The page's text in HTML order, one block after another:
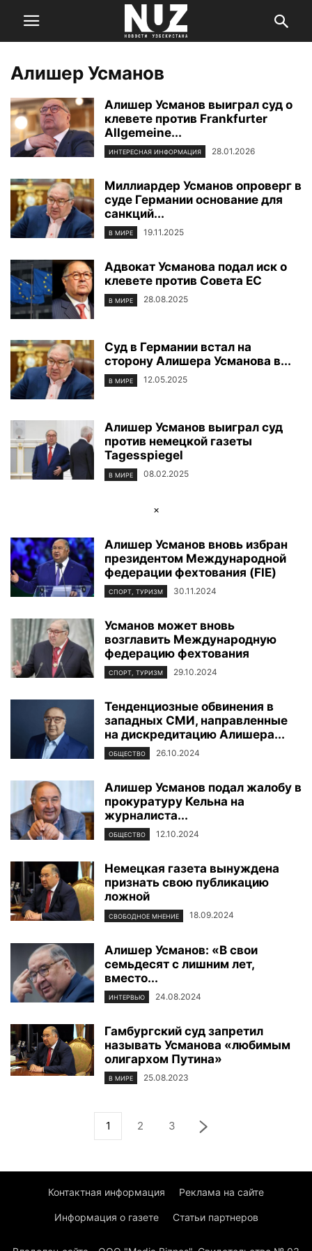
Алишер Усманов
Алишер Усманов выиграл суд о
клевете против Frankfurter
Allgemeine...
ИНТЕРЕСНАЯ ИНФОРМАЦИЯ 28.01.2026
Миллиардер Усманов опроверг в
суде Германии основание для
санкций...
В МИРЕ 19.11.2025
Адвокат Усманова подал иск о
клевете против Совета ЕС
В МИРЕ 28.08.2025
Суд в Германии встал на
сторону Алишера Усманова в...
В МИРЕ 12.05.2025
Алишер Усманов выиграл суд
против немецкой газеты
Tagesspiegel
В МИРЕ 08.02.2025
×
Алишер Усманов вновь избран
президентом Международной
федерации фехтования (FIE)
СПОРТ, ТУРИЗМ 30.11.2024
Усманов может вновь
возглавить Международную
федерацию фехтования
СПОРТ, ТУРИЗМ 29.10.2024
Тенденциозные обвинения в
западных СМИ, направленные
на дискредитацию Алишера...
ОБЩЕСТВО 26.10.2024
Алишер Усманов подал жалобу в
прокуратуру Кельна на
журналиста...
ОБЩЕСТВО 12.10.2024
Немецкая газета вынуждена
признать свою публикацию
ложной
СВОБОДНОЕ МНЕНИЕ 18.09.2024
Алишер Усманов: «В свои
семьдесят с лишним лет,
вместо...
ИНТЕРВЬЮ 24.08.2024
Гамбургский суд запретил
называть Усманова «любимым
олигархом Путина»
В МИРЕ 25.08.2023
1 2 3
Контактная информация Реклама на сайте
Информация о газете Статьи партнеров